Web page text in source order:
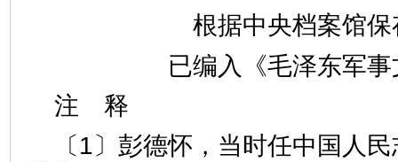
根据中央档案馆
已编入《毛泽东军
注 释
〔1〕彭德怀，当时任中国人